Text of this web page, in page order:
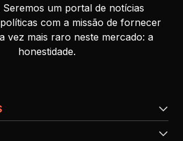
Seremos um portal de notícias
com a missão de fornecer
vez mais raro neste mercado: a
honestidade.